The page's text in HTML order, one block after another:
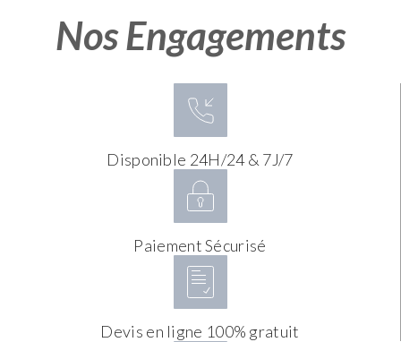
Nos Engagements
Disponible 24H/24 & 7J/7
Paiement Sécurisé
Devis en ligne 100% gratuit